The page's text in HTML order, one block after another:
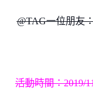
@TAG一位朋友
活動時間：2019/